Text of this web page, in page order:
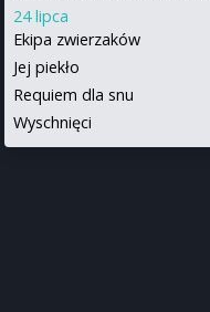
24 lipca
Ekipa zwierzaków
Jej piekło
Requiem dla snu
Wyschnięci